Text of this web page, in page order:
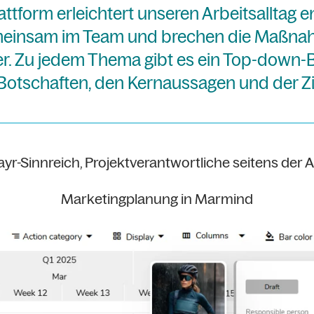
erleichtert unseren Arbeitsalltag
im Team und brechen die
Zu jedem Thema gibt es ein Top-
den Kernaussagen und der
Sinnreich, Projektverantwortliche seitens der
Marketingplanung in Marmind